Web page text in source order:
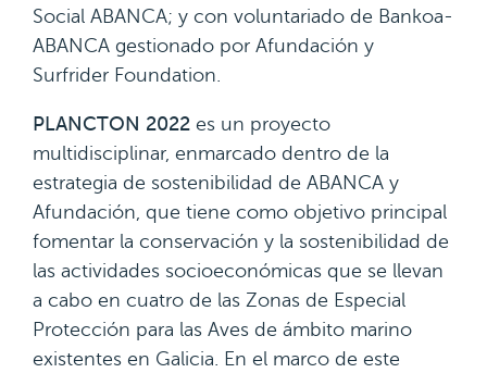
Social ABANCA; y con voluntariado de Bankoa-
ABANCA gestionado por Afundación y
Surfrider Foundation.
PLANCTON 2022 es un proyecto
multidisciplinar, enmarcado dentro de la
estrategia de sostenibilidad de ABANCA y
Afundación, que tiene como objetivo principal
fomentar la conservación y la sostenibilidad de
las actividades socioeconómicas que se llevan
a cabo en cuatro de las Zonas de Especial
Protección para las Aves de ámbito marino
existentes en Galicia. En el marco de este